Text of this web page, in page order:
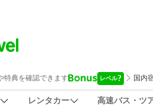
レンタカー 高速バス・ツ